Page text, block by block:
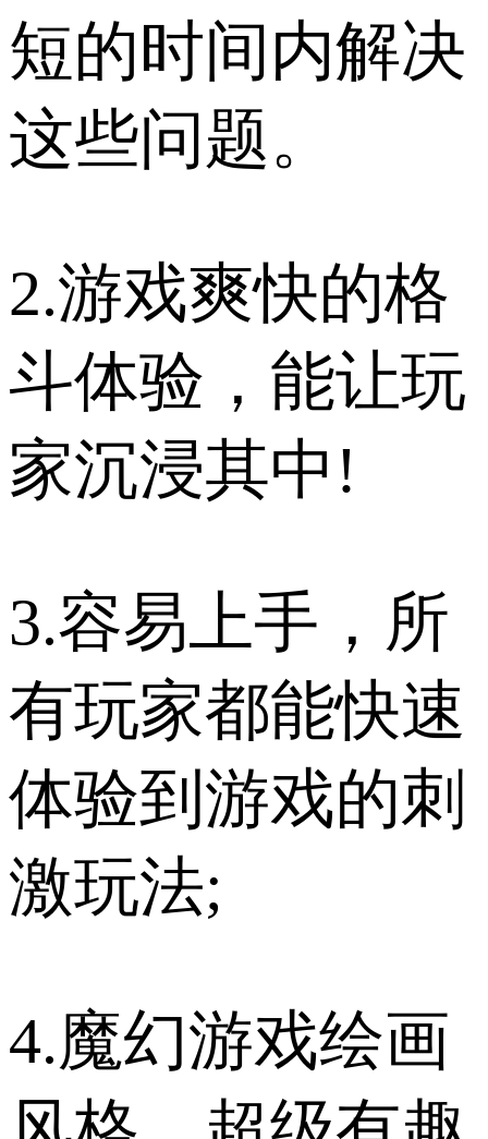
短的时间内解决
这些问题。
2.游戏爽快的格
斗体验，能让玩
家沉浸其中!
3.容易上手，所
有玩家都能快速
体验到游戏的刺
激玩法;
4.魔幻游戏绘画